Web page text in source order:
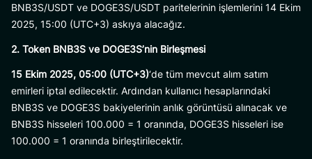
BNB3S/USDT ve DOGE3S/USDT paritelerinin işlemlerini 14 Ekim
2025, 15:00 (UTC+3) askıya alacağız.
2. Token BNB3S ve DOGE3S’nin Birleşmesi
15 Ekim 2025, 05:00 (UTC+3)‘de tüm mevcut alım satım
emirleri iptal edilecektir. Ardından kullanıcı hesaplarındaki
BNB3S ve DOGE3S bakiyelerinin anlık görüntüsü alınacak ve
BNB3S hisseleri 100.000 = 1 oranında, DOGE3S hisseleri ise
100.000 = 1 oranında birleştirilecektir.